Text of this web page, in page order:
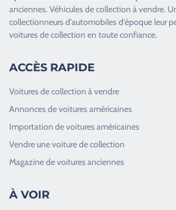
anciennes.Véhicules de collection à vendre.
collectionneurs d’automobiles d’époque leur
voitures de collection en toute confiance.
ACCÈS RAPIDE
Voitures de collection à vendre
Annonces de voitures américaines
Importation de voitures américaines
Vendre une voiture de collection
Magazine de voitures anciennes
À VOIR